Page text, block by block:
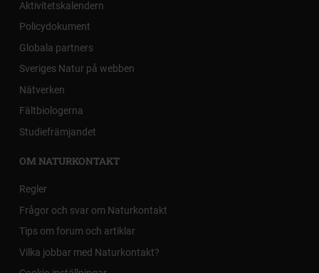
Aktivitetskalendern
Policydokument
Globala partners
Sveriges Natur på webben
Nätverken
Fältbiologerna
Studiefrämjandet
OM NATURKONTAKT
Regler
Frågor och svar om Naturkontakt
Tips om forum och artiklar
Vilka jobbar med Naturkontakt?